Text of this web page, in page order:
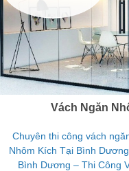
Vách Ngăn
Chuyên thi công vách
Nhôm Kích Tại Bình
Bình Dương – Thi Công